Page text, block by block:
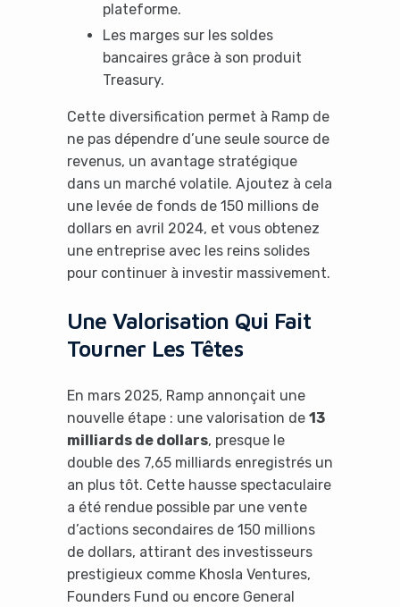
plateforme.
Les marges sur les soldes
bancaires grâce à son produit
Treasury.
Cette diversification permet à Ramp de
ne pas dépendre d’une seule source de
revenus, un avantage stratégique
dans un marché volatile. Ajoutez à cela
une levée de fonds de 150 millions de
dollars en avril 2024, et vous obtenez
une entreprise avec les reins solides
pour continuer à investir massivement.
Une Valorisation Qui Fait
Tourner Les Têtes
En mars 2025, Ramp annonçait une
nouvelle étape : une valorisation de 13
milliards de dollars, presque le
double des 7,65 milliards enregistrés un
an plus tôt. Cette hausse spectaculaire
a été rendue possible par une vente
d’actions secondaires de 150 millions
de dollars, attirant des investisseurs
prestigieux comme Khosla Ventures,
Founders Fund ou encore General